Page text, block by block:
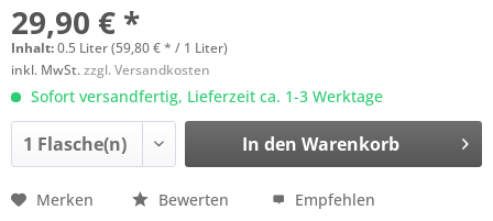
29,90 € *
Inhalt:0.5 Liter (59,80 € * / 1 Liter)
inkl. MwSt.zzgl. Versandkosten
Sofort versandfertig, Lieferzeit ca. 1-3 Werktage
In den Warenkorb
Merken Bewerten Empfehlen